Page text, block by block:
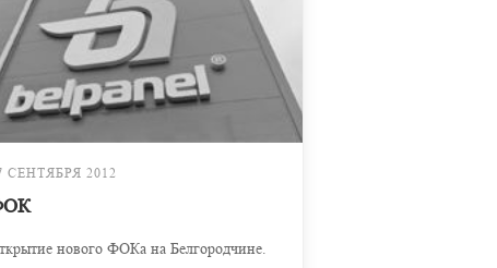
СЕНТЯБРЯ 2012
нового ФОКа на Белгородчине.